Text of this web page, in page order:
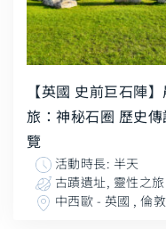
【英國 史前巨石陣
旅：神秘石圈 歷史
覽
活動時長: 半天
古蹟遺址, 靈性之旅
中西歐 - 英國 , 倫敦